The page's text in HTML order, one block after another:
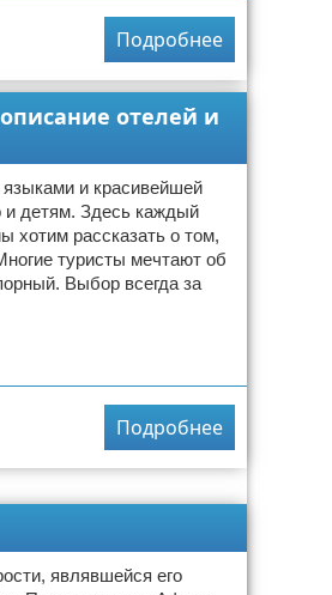
Подробнее
отелей и
и красивейшей
и детям. Здесь каждый
хотим рассказать о том,
туристы мечтают об
Выбор всегда за
Подробнее
являвшейся его